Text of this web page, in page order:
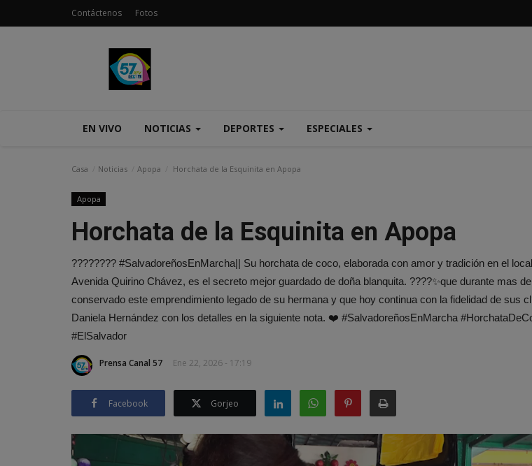
Contáctenos Fotos
EN VIVO NOTICIAS DEPORTES ESPECIALES
Casa Noticias Apopa Horchata de la Esquinita en Apopa
Apopa
Horchata de la Esquinita en Apopa
???????? #SalvadoreñosEnMarcha|| Su horchata de coco, elaborada con amor y tradición en el
Avenida Quirino Chávez, es el secreto mejor guardado de doña blanquita. ????✨que durante mas
conservado este emprendimiento legado de su hermana y que hoy continua con la fidelidad de sus
Daniela Hernández con los detalles en la siguiente nota. ❤️ #SalvadoreñosEnMarcha
#ElSalvador
Prensa Canal 57 Ene 22, 2026 - 17:19
Facebook Gorjeo